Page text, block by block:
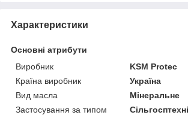
Характеристики
Основні атрибути
Виробник
KSM Protec
Країна виробник
Україна
Вид масла
Мінеральне
Застосування за типом